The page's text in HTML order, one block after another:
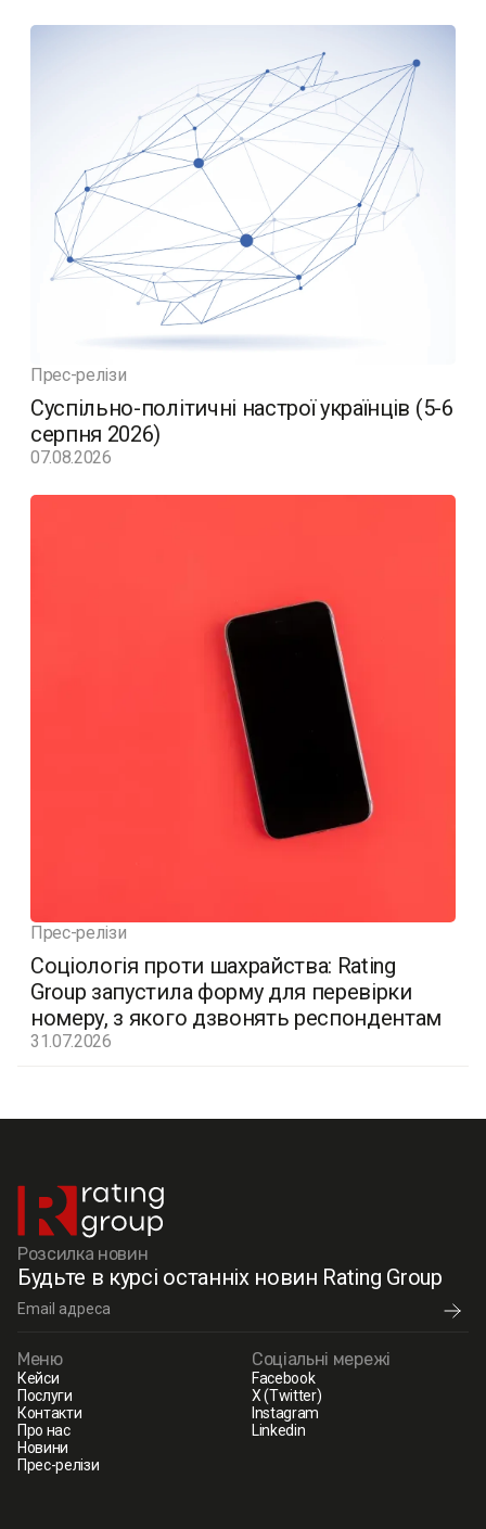
Прес-релізи
Суспільно-політичні настрої українців (5-6
серпня 2026)
07.08.2026
Прес-релізи
Соціологія проти шахрайства: Rating
Group запустила форму для перевірки
номеру, з якого дзвонять респондентам
31.07.2026
Розсилка новин
Будьте в курсі останніх новин Rating Group
Меню
Кейси
Послуги
Контакти
Про нас
Новини
Прес-релізи
Соціальні мережі
Facebook
X (Twitter)
Instagram
Linkedin